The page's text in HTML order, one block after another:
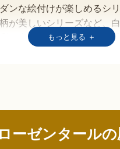
ンな絵付けが楽しめるシ
が美しいシリーズなど、
彩な表情を見せてくれる食
もっと見る ＋
ローゼンタールの